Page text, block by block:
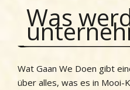
Was
Wat Gaan We Doen gibt
über alles, was es in Mooi-